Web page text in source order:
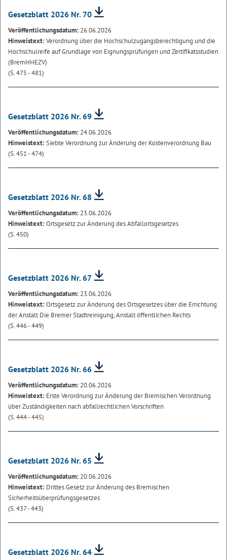
Gesetzblatt 2026 Nr. 70
Veröffentlichungsdatum: 26.06.2026
Hinweistext:Verordnung über die Hochschulzugangsberechtigung und die
Hochschulreife auf Grundlage von Eignungsprüfungen und Zertifikatsstudien
(BremHHEZV)
(S. 475 - 481)
Gesetzblatt 2026 Nr. 69
Veröffentlichungsdatum: 24.06.2026
Hinweistext:Siebte Verordnung zur Änderung der Kostenverordnung Bau
(S. 451 - 474)
Gesetzblatt 2026 Nr. 68
Veröffentlichungsdatum: 23.06.2026
Hinweistext:Ortsgesetz zur Änderung des Abfallortsgesetzes
(S. 450)
Gesetzblatt 2026 Nr. 67
Veröffentlichungsdatum: 23.06.2026
Hinweistext:Ortsgesetz zur Änderung des Ortsgesetzes über die Errichtung
der Anstalt Die Bremer Stadtreinigung, Anstalt öffentlichen Rechts
(S. 446 - 449)
Gesetzblatt 2026 Nr. 66
Veröffentlichungsdatum: 20.06.2026
Hinweistext: Erste Verordnung zur Änderung der Bremischen Verordnung
über Zuständigkeiten nach abfallrechtlichen Vorschriften
(S. 444 - 445)
Gesetzblatt 2026 Nr. 65
Veröffentlichungsdatum: 20.06.2026
Hinweistext: Drittes Gesetz zur Änderung des Bremischen
Sicherheitsüberprüfungsgesetzes
(S. 437 - 443)
Gesetzblatt 2026 Nr. 64